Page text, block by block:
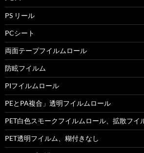
PS リール
PCシート
両面テープフイルムロール
防眩フイルム
PIフイルムロール
PEとPA複合」透明フイルムロール
PET白色スモークフイルムロール、拡散フイ
PET透明フイルム、糊付きなし